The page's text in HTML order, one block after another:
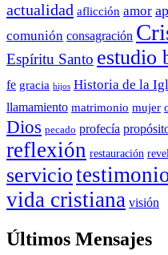
actualidad aflicción amor
comunión consagración
Espíritu Santo estudio
fe gracia hijos Historia de la
llamamiento matrimonio mujer
Dios pecado profecía
reflexión restauración
servicio
vida cristiana visión
Últimos Mensajes